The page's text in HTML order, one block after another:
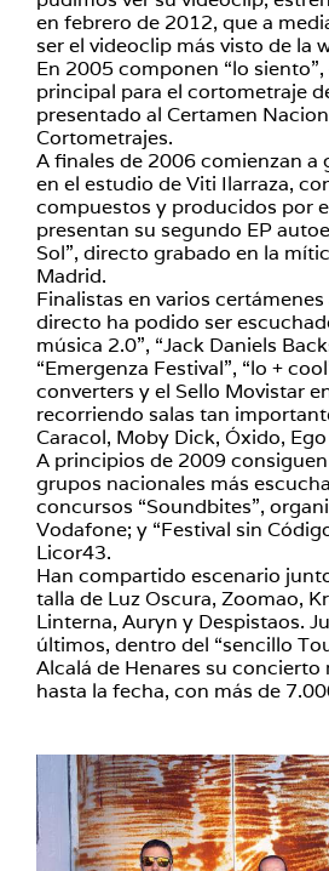
en febrero de 2012, que a
ser el videoclip más visto de la
En 2005 componen “lo
principal para el cortometraje
presentado al Certamen
Cortometrajes.
A finales de 2006 comienzan a
en el estudio de Viti Ilarraza,
compuestos y producidos por
presentan su segundo EP
Sol”, directo grabado en la
Madrid.
Finalistas en varios
directo ha podido ser
música 2.0”, “Jack Daniels
“Emergenza Festival”, “lo +
converters y el Sello Movistar
recorriendo salas tan
Caracol, Moby Dick, Óxido,
A principios de 2009
grupos nacionales más
concursos “Soundbites”,
Vodafone; y “Festival sin
Licor43.
Han compartido escenario
talla de Luz Oscura, Zoomao,
Linterna, Auryn y Despistaos.
últimos, dentro del “sencillo
Alcalá de Henares su
hasta la fecha, con más de